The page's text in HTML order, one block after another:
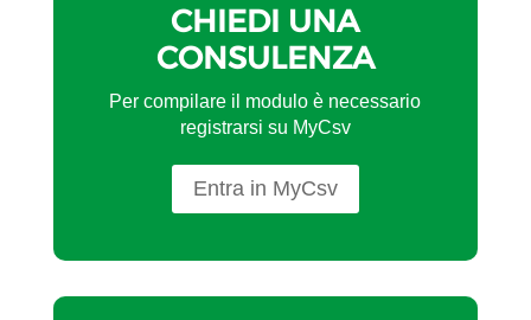
CHIEDI UNA
CONSULENZA
Per compilare il modulo è necessario
registrarsi su MyCsv
Entra in MyCsv